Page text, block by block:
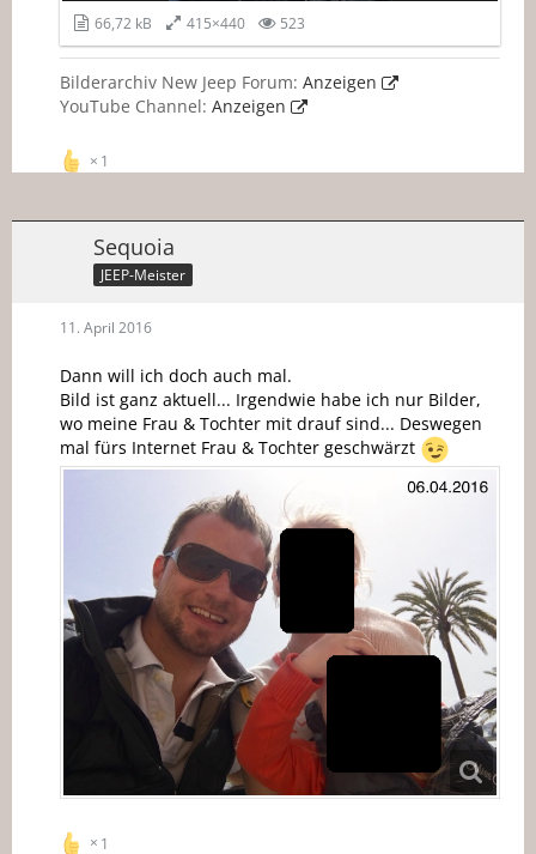
66,72 kB 415×440 523
Bilderarchiv New Jeep Forum: Anzeigen
YouTube Channel: Anzeigen
1
Sequoia
JEEP-Meister
11. April 2016
Dann will ich doch auch mal.
Bild ist ganz aktuell... Irgendwie habe ich nur Bilder,
wo meine Frau & Tochter mit drauf sind... Deswegen
mal fürs Internet Frau & Tochter geschwärzt
1